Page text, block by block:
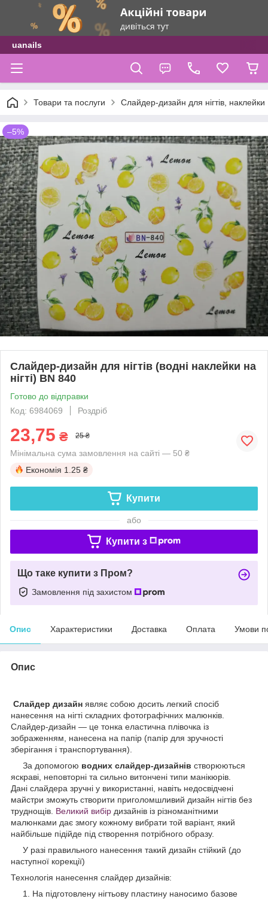
uanails
Товари та послуги Слайдер-дизайн для нігтів, наклейки
–5%
Слайдер-дизайн для нігтів (водні наклейки на
нігті) BN 840
Готово до відправки
Код: 6984069
Роздріб
23,75 ₴ 25 ₴
Мінімальна сума замовлення на сайті — 50 ₴
Економія 1.25 ₴
Купити
або
Купити з
Що таке купити з Пром?
Замовлення під захистом
Опис Характеристики Доставка Оплата Умови
Опис
Слайдер дизайн являє собою досить легкий спосіб
нанесення на нігті складних фотографічних малюнків.
Слайдер-дизайн — це тонка еластична плівочка із
зображенням, нанесена на папір (папір для зручності
зберігання і транспортування).
За допомогою водних слайдер-дизайнів створюються
яскраві, неповторні та сильно витончені типи манікюрів.
Дані слайдера зручні у використанні, навіть недосвідчені
майстри зможуть створити приголомшливий дизайн нігтів без
труднощів. Великий вибір дизайнів із різноманітними
малюнками дає змогу кожному вибрати той варіант, який
найбільше підійде під створення потрібного образу.
У разі правильного нанесення такий дизайн стійкий (до
наступної корекції)
Технологія нанесення слайдер дизайнів:
На підготовлену нігтьову пластину наносимо базове